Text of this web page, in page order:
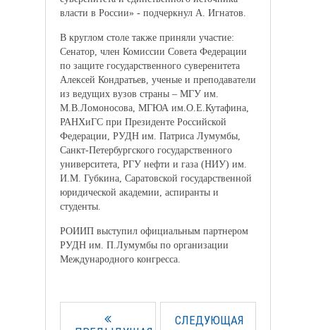
власти в России» - подчеркнул А. Игнатов.
В круглом столе также приняли участие:
Сенатор, член Комиссии Совета Федерации
по защите государственного суверенитета
Алексей Кондратьев, ученые и преподаватели
из ведущих вузов страны – МГУ им.
М.В.Ломоносова, МГЮА им.О.Е.Кутафина,
РАНХиГС при Президенте Российской
Федерации, РУДН им. Патриса Лумумбы,
Санкт-Петербургского государственного
университета, РГУ нефти и газа (НИУ) им.
И.М. Губкина, Саратовской государственной
юридической академии, аспиранты и
студенты.
РОИИП выступил официальным партнером
РУДН им. П.Лумумбы по организации
Международного конгресса.
СЛЕДУЮЩАЯ